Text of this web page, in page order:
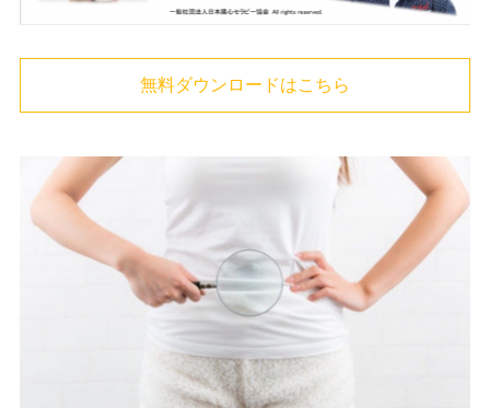
無料ダウンロードはこちら